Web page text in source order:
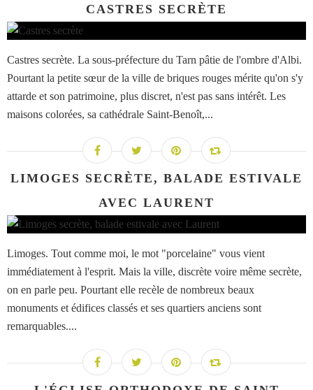
CASTRES SECRÈTE
Castres secrète. La sous-préfecture du Tarn pâtie de l'ombre d'Albi.
Pourtant la petite sœur de la ville de briques rouges mérite qu'on s'y
attarde et son patrimoine, plus discret, n'est pas sans intérêt. Les
maisons colorées, sa cathédrale Saint-Benoît,...
LIMOGES SECRÈTE, BALADE ESTIVALE
AVEC LAURENT
Limoges. Tout comme moi, le mot "porcelaine" vous vient
immédiatement à l'esprit. Mais la ville, discrète voire même secrète,
on en parle peu. Pourtant elle recèle de nombreux beaux
monuments et édifices classés et ses quartiers anciens sont
remarquables....